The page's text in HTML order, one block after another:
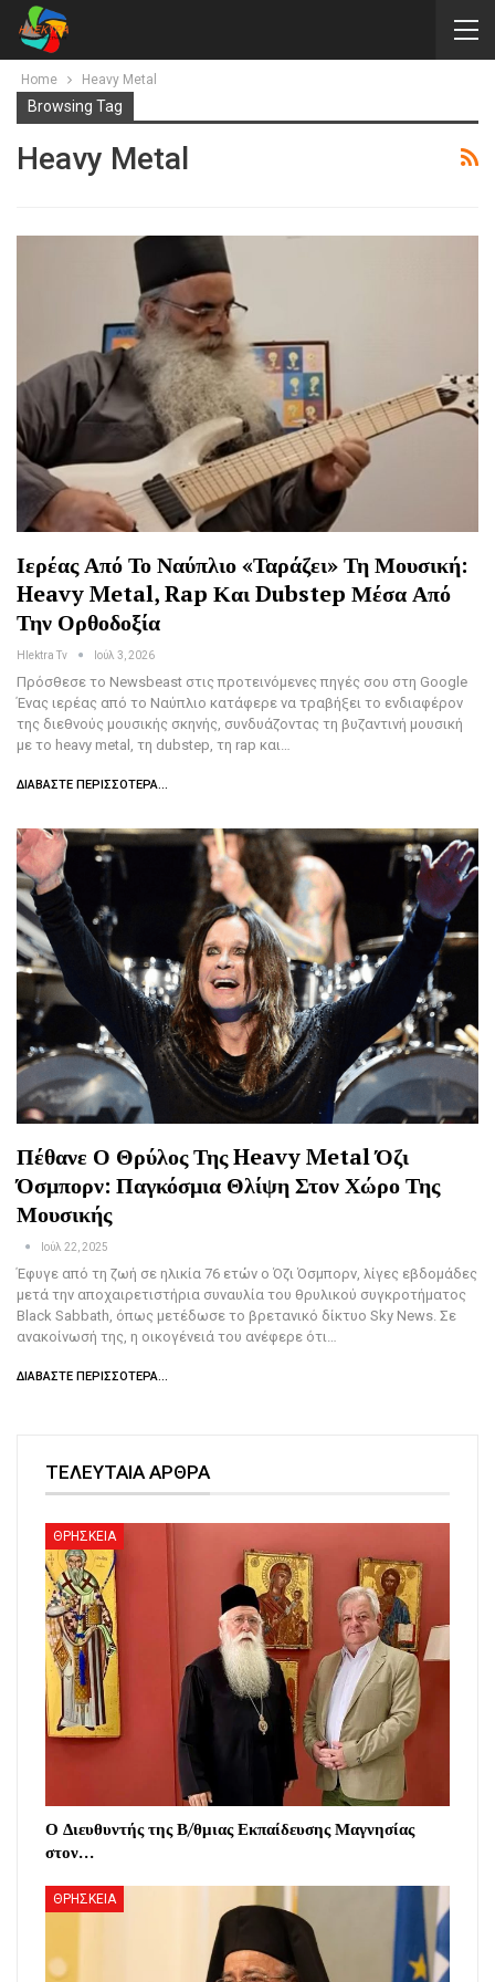
Home Heavy Metal
Browsing Tag
Heavy Metal
Ιερέας Από Το Ναύπλιο «ταράζει» Τη Μουσική:
Heavy Metal, Rap Και Dubstep Μέσα Από
Την Ορθοδοξία
Hlektra Tv Ιούλ 3, 2026
Πρόσθεσε το Newsbeast στις προτεινόμενες πηγές σου στη Google
Ένας ιερέας από το Ναύπλιο κατάφερε να τραβήξει το ενδιαφέρον
της διεθνούς μουσικής σκηνής, συνδυάζοντας τη βυζαντινή μουσική
με το heavy metal, τη dubstep, τη rap και…
ΔΙΑΒΆΣΤΕ ΠΕΡΙΣΣΌΤΕΡΑ...
Πέθανε Ο Θρύλος Της Heavy Metal Όζι
Όσμπορν: Παγκόσμια Θλίψη Στον Χώρο Της
Μουσικής
Ιούλ 22, 2025
Έφυγε από τη ζωή σε ηλικία 76 ετών ο Όζι Όσμπορν, λίγες εβδομάδες
μετά την αποχαιρετιστήρια συναυλία του θρυλικού συγκροτήματος
Black Sabbath, όπως μετέδωσε το βρετανικό δίκτυο Sky News. Σε
ανακοίνωσή της, η οικογένειά του ανέφερε ότι…
ΔΙΑΒΆΣΤΕ ΠΕΡΙΣΣΌΤΕΡΑ...
ΤΕΛΕΥΤΑΙΑ ΑΡΘΡΑ
ΘΡΗΣΚΕΙΑ
Ο Διευθυντής της Β/θμιας Εκπαίδευσης Μαγνησίας
στον…
ΘΡΗΣΚΕΙΑ